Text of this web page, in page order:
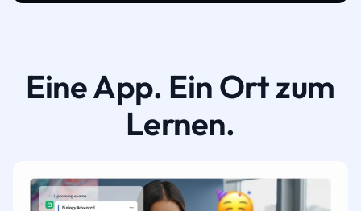
Eine App. Ein Ort zum
Lernen.